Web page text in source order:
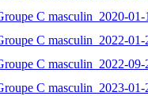
C masculin_2020-01-
C masculin_2022-01-
C masculin_2022-09-
C masculin_2023-01-